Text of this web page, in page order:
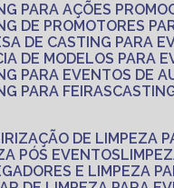
PARA AÇÕES
DE PROMOTORES
DE CASTING PARA
DE MODELOS PARA
PARA EVENTOS DE
PARA FEIRAS
DE LIMPEZA
PÓS EVENTOS
E LIMPEZA